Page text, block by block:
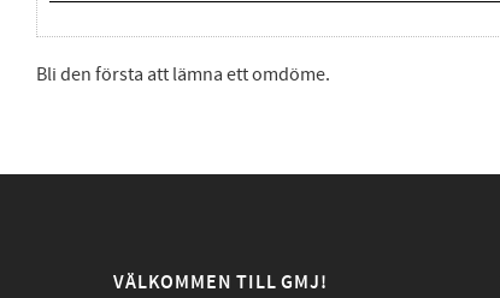
Bli den första att lämna ett omdöme.
VÄLKOMMEN TILL GMJ!